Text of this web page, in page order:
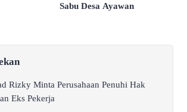
Sabu Desa Ayawan
Rizky Minta Perusahaan Penuhi Hak
Eks Pekerja